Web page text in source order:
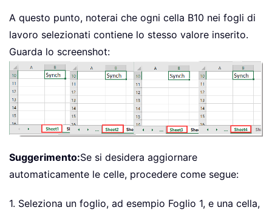
A questo punto, noterai che ogni cella B10 nei fogli di
lavoro selezionati contiene lo stesso valore inserito.
Guarda lo screenshot:
Suggerimento:Se si desidera aggiornare
automaticamente le celle, procedere come segue:
1. Seleziona un foglio, ad esempio Foglio 1, e una cella,